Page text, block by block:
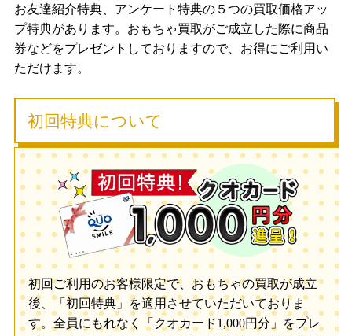
お友達紹介特典、アンケート特典の５つの買取価格アッ
プ特典があります。おもちゃ買取がご成立した際に商品
券などをプレゼントしておりますので、お得にご利用い
ただけます。
初回特典について
初回ご利用のお客様限定で、おもちゃの買取が成立
後、「初回特典」を適用させていただいておりま
す。全員にもれなく「クオカード1,000円分」をプレ